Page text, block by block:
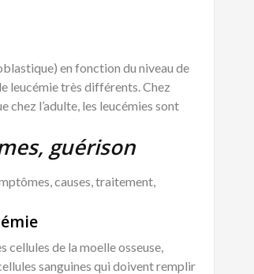
en fonction du niveau de
leucémie très différents. Chez
chez l’adulte, les leucémies sont
guérison
causes, traitement,
cellules de la moelle osseuse,
sanguines qui doivent remplir